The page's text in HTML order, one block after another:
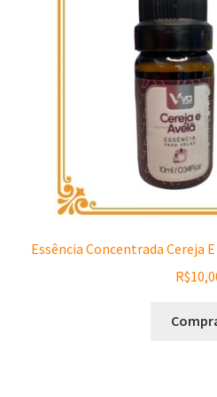
Essência Concentrada Cereja
R$